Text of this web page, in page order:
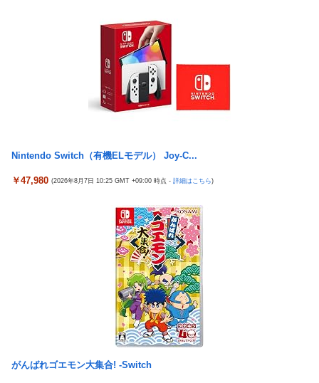
Nintendo Switch（有機ELモデル） Joy-C...
￥47,980 (2026年8月7日 10:25 GMT +09:00 時点 - 詳細はこちら)
がんばれゴエモン大集合! -Switch